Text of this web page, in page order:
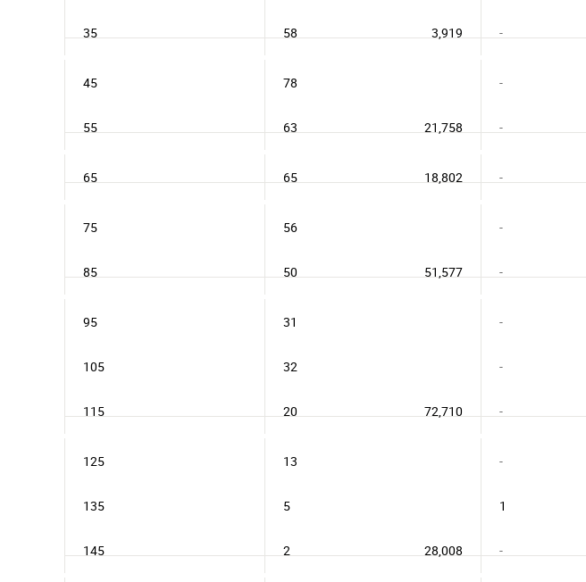
35 58 -
3,919
45 78 -
55 63 -
21,758
65 65 -
18,802
75 56 -
85 50 -
51,577
95 31 -
105 32 -
115 20 -
72,710
125 13 -
135 5 1
145 2 -
28,008